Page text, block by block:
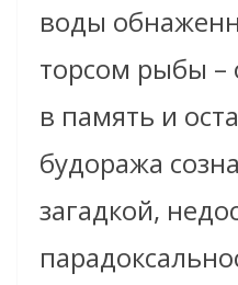
воды
торсом рыбы –
в память и
будоража
загадкой,